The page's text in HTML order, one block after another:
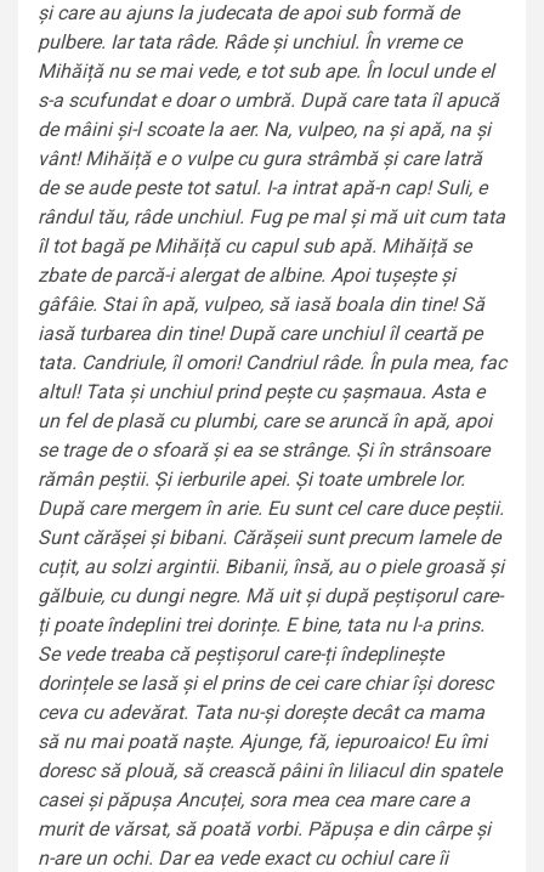
și care au ajuns la judecata de apoi sub formă de
pulbere. Iar tata râde. Râde și unchiul. În vreme ce
Mihăiță nu se mai vede, e tot sub ape. În locul unde el
s-a scufundat e doar o umbră. După care tata îl apucă
de mâini și-l scoate la aer. Na, vulpeo, na și apă, na și
vânt! Mihăiță e o vulpe cu gura strâmbă și care latră
de se aude peste tot satul. I-a intrat apă-n cap! Suli, e
rândul tău, râde unchiul. Fug pe mal și mă uit cum tata
îl tot bagă pe Mihăiță cu capul sub apă. Mihăiță se
zbate de parcă-i alergat de albine. Apoi tușește și
gâfâie. Stai în apă, vulpeo, să iasă boala din tine! Să
iasă turbarea din tine! După care unchiul îl ceartă pe
tata. Candriule, îl omori! Candriul râde. În pula mea, fac
altul! Tata și unchiul prind pește cu șașmaua. Asta e
un fel de plasă cu plumbi, care se aruncă în apă, apoi
se trage de o sfoară și ea se strânge. Și în strânsoare
rămân peștii. Și ierburile apei. Și toate umbrele lor.
După care mergem în arie. Eu sunt cel care duce peștii.
Sunt cărășei și bibani. Cărășeii sunt precum lamele de
cuțit, au solzi argintii. Bibanii, însă, au o piele groasă și
gălbuie, cu dungi negre. Mă uit și după peștișorul care-
ți poate îndeplini trei dorințe. E bine, tata nu l-a prins.
Se vede treaba că peștișorul care-ți îndeplinește
dorințele se lasă și el prins de cei care chiar își doresc
ceva cu adevărat. Tata nu-și dorește decât ca mama
să nu mai poată naște. Ajunge, fă, iepuroaico! Eu îmi
doresc să plouă, să crească pâini în liliacul din spatele
casei și păpușa Ancuței, sora mea cea mare care a
murit de vărsat, să poată vorbi. Păpușa e din cârpe și
n-are un ochi. Dar ea vede exact cu ochiul care îi